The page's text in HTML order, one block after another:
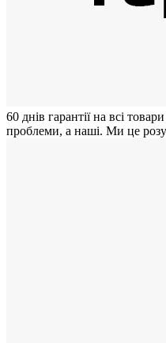
60 днiв гарантії на всi товари
проблеми, а наші. Ми це